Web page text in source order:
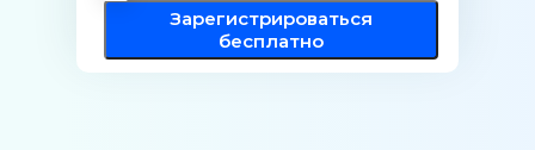
Зарегистрироваться
бесплатно